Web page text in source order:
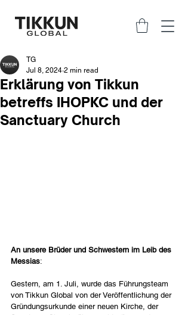
Erklärung von Tikkun
betreffs IHOPKC und der
Sanctuary Church
TG
Jul 8, 2024 2 min read
An unsere Brüder und Schwestern im Leib des
Messias:
Gestern, am 1. Juli, wurde das Führungsteam
von Tikkun Global von der Veröffentlichung der
Gründungsurkunde einer neuen Kirche, der